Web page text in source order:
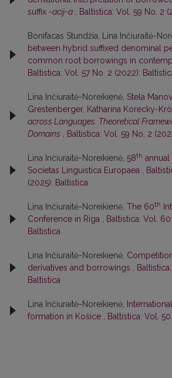
suffix -acij-a Baltistica: Vol. 59 No. 2
Bonifacas Stundžia, Lina Inčiuraitė-
between hybrid suffixed denominal
common root borrowings in
Baltistica: Vol. 57 No. 2 (2022):
Lina Inčiuraitė-Noreikienė, Stela
Grestenberger, Katharina Korecky-
across Languages. Theoretical
Domains
Baltistica: Vol. 59 No. 2
Lina Inčiuraitė-Noreikienė, 58th
Societas Linguistica Europaea
(2025): Baltistica
Lina Inčiuraitė-Noreikienė, The 60th
Conference in Riga
Baltistica: Vol.
Baltistica
Lina Inčiuraitė-Noreikienė,
derivatives and borrowings
Baltistica
Lina Inčiuraitė-Noreikienė,
formation in Košice
Baltistica: Vol.